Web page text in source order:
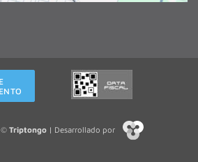
© Triptongo| Desarrollado por